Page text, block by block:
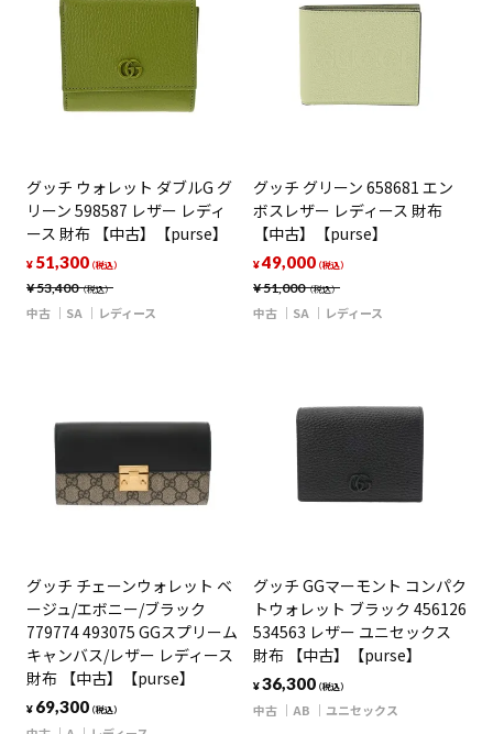
グッチ ウォレット ダブルG グ
リーン 598587 レザー レディ
ース 財布 【中古】【purse】
¥53,400（税込）
¥ 51,300（税込）
中古 SA レディース
グッチ グリーン 658681 エン
ボスレザー レディース 財布
【中古】【purse】
¥51,000（税込）
¥49,000（税込）
中古 SA レディース
グッチ チェーンウォレット ベ
ージュ/エボニー/ブラック
779774 493075 GGスプリーム
キャンバス/レザー レディース
財布 【中古】【purse】
¥ 69,300（税込）
グッチ GGマーモント コンパク
トウォレット ブラック 456126
534563 レザー ユニセックス
財布 【中古】【purse】
¥36,300（税込）
中古 AB ユニセックス